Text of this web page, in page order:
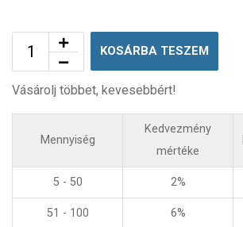
KOSÁRBA TESZEM
Vásárolj többet, kevesebbért!
Mennyiség
Kedvezmény
mértéke
5 - 50 2%
51 - 100 6%